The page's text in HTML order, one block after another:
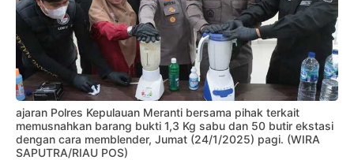
ajaran Polres Kepulauan Meranti bersama pihak terkait
memusnahkan barang bukti 1,3 Kg sabu dan 50 butir ekstasi
dengan cara memblender, Jumat (24/1/2025) pagi. (WIRA
SAPUTRA/RIAU POS)